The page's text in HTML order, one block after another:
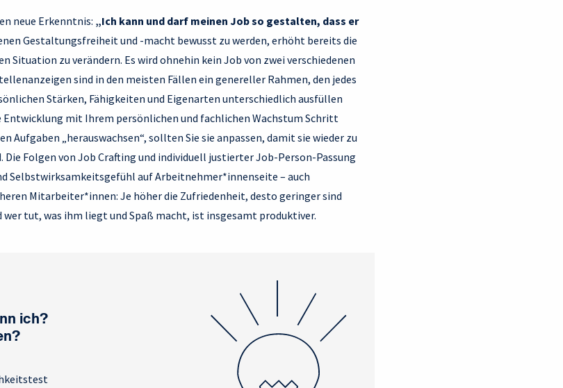
neue Erkenntnis: „Ich kann und darf meinen Job so gestalten, dass er
Gestaltungsfreiheit und -macht bewusst zu werden, erhöht bereits die
Situation zu verändern. Es wird ohnehin kein Job von zwei verschiedenen
sind in den meisten Fällen ein genereller Rahmen, den jedes
Stärken, Fähigkeiten und Eigenarten unterschiedlich ausfüllen
Entwicklung mit Ihrem persönlichen und fachlichen Wachstum Schritt
Aufgaben „herauswachsen“, sollten Sie sie anpassen, damit sie wieder zu
Die Folgen von Job Crafting und individuell justierter Job-Person-Passung
Selbstwirksamkeitsgefühl auf Arbeitnehmer*innenseite – auch
Mitarbeiter*innen: Je höher die Zufriedenheit, desto geringer sind
tut, was ihm liegt und Spaß macht, ist insgesamt produktiver.
ich?